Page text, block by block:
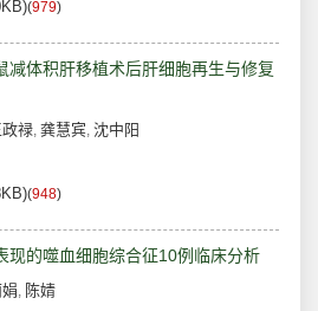
(979)
减体积肝移植术后肝细胞再生与修复
政禄, 龚慧宾, 沈中阳
(948)
现的噬血细胞综合征10例临床分析
, 陈婧